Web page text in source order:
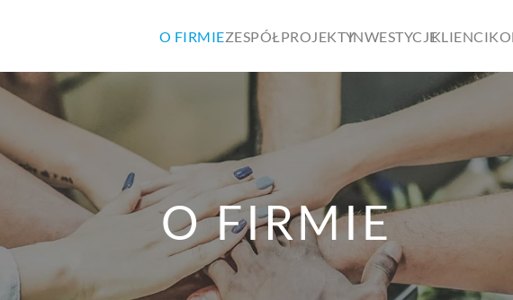
O FIRMIEZESPÓŁ PROJEKTYINWESTYCJEKLIENCI
O FIRMIE